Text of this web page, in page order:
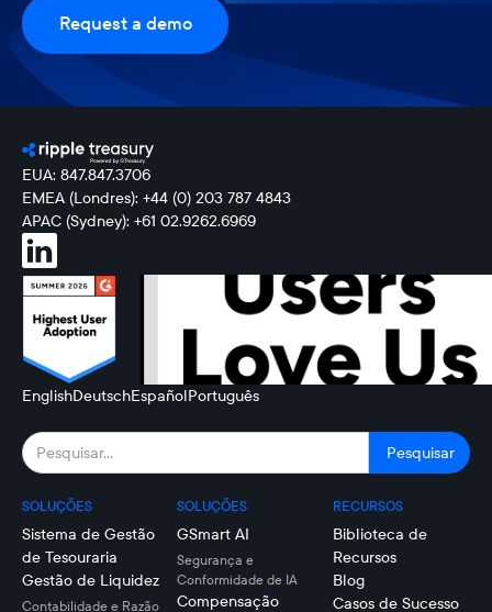
Request a demo
EUA: 847.847.3706
EMEA (Londres): +44 (0) 203 787 4843
APAC (Sydney): +61 02.9262.6969
EnglishDeutschEspañolPortuguês
SOLUÇÕES
Sistema de Gestão
de Tesouraria
Gestão de Liquidez
Contabilidade e Razão
SOLUÇÕES
GSmart AI
Segurança e
Conformidade de IA
Compensação
RECURSOS
Biblioteca de
Recursos
Blog
Casos de Sucesso